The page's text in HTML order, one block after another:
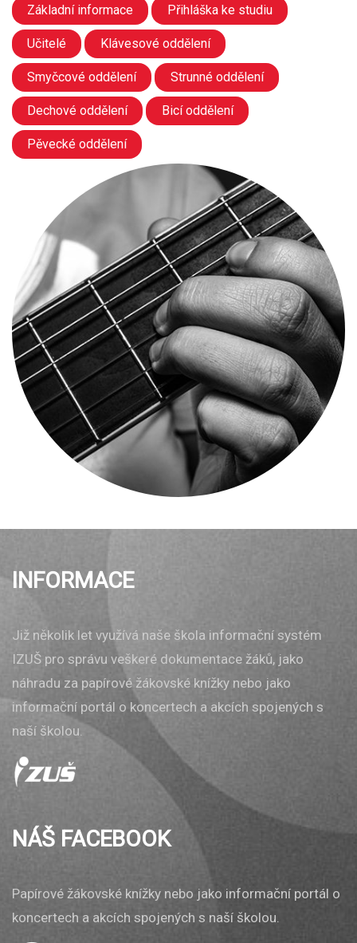
Základní informace Přihláška ke studiu
Učitelé Klávesové oddělení
Smyčcové oddělení Strunné oddělení
Dechové oddělení Bicí oddělení
Pěvecké oddělení
INFORMACE
Již několik let využívá naše škola informační systém
IZUŠ pro správu veškeré dokumentace žáků, jako
náhradu za papírové žákovské knížky nebo jako
informační portál o koncertech a akcích spojených s
naší školou.
NÁŠ FACEBOOK
Papírové žákovské knížky nebo jako informační portál o
koncertech a akcích spojených s naší školou.